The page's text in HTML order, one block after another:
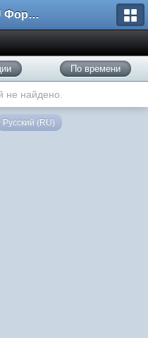
ARMA3.RU Форум
По времени
не найдено.
Русский (RU)